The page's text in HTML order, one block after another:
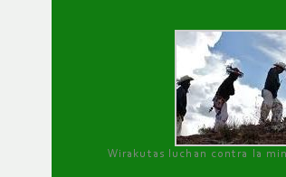
Wirakutas luchan contra la